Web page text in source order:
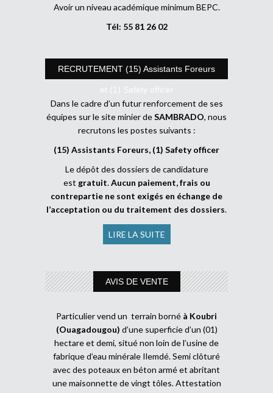
Avoir un niveau académique minimum BEPC.
Tél: 55 81 26 02
RECRUTEMENT (15) Assistants Foreurs
et (1) Safety officer
Dans le cadre d’un futur renforcement de ses
équipes sur le site minier deSAMBRADO, nous
recrutons les postes suivants :
(15) Assistants Foreurs, (1) Safety officer
Le dépôt des dossiers de candidature
est gratuit.Aucun paiement, frais ou
contrepartie ne sont exigés en échange de
l’acceptation ou du traitement des dossiers.
LIRE LA SUITE
AVIS DE VENTE
Particulier vend un terrain borné à Koubri
(Ouagadougou) d’une superficie d’un (01)
hectare et demi, situé non loin de l’usine de
fabrique d’eau minérale Ilemdé. Semi clôturé
avec des poteaux en béton armé et abritant
une maisonnette de vingt tôles. Attestation